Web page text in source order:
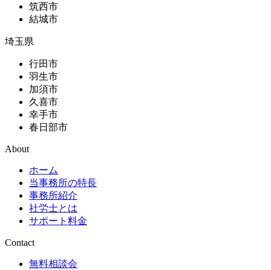
筑西市
結城市
埼玉県
行田市
羽生市
加須市
久喜市
幸手市
春日部市
About
ホーム
当事務所の特長
事務所紹介
社労士とは
サポート料金
Contact
無料相談会